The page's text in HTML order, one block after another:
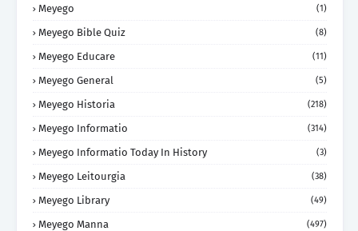
Meyego (1)
Meyego Bible Quiz (8)
Meyego Educare (11)
Meyego General (5)
Meyego Historia (218)
Meyego Informatio (314)
Meyego Informatio Today In History (3)
Meyego Leitourgia (38)
Meyego Library (49)
Meyego Manna (497)